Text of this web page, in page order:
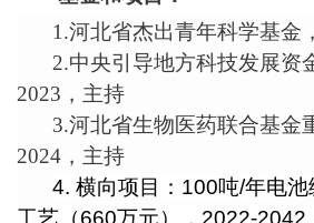
1.河北省杰出青年科学基金
2.中央引导地方科技发展资
2023，主持
3.河北省生物医药联合基金
2024，主持
4. 横向项目： 100吨/年电池
工艺 （660万元）， 2022-2042